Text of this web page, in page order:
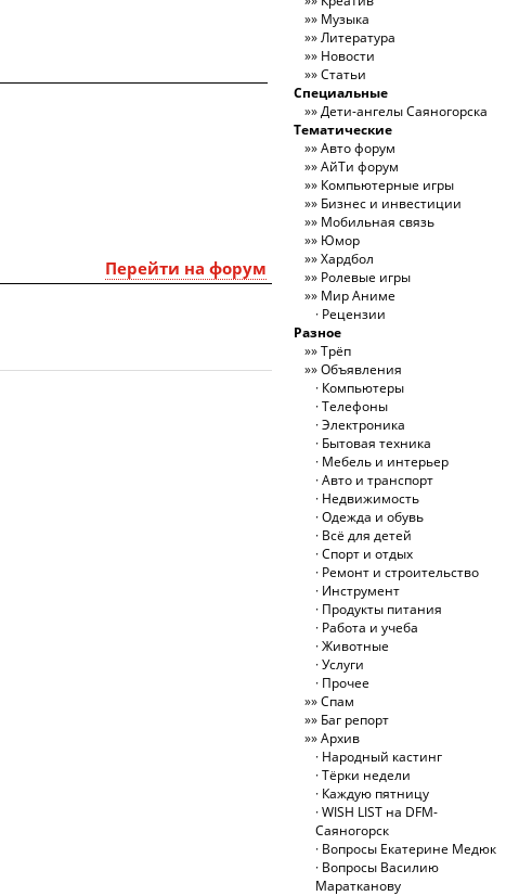
Перейти на форум
Музыка
Литература
Новости
Статьи
Специальные
Дети-ангелы Саяногорска
Тематические
Авто форум
АйТи форум
Компьютерные игры
Бизнес и инвестиции
Мобильная связь
Юмор
Хардбол
Ролевые игры
Мир Аниме
Рецензии
Разное
Трёп
Объявления
Компьютеры
Телефоны
Электроника
Бытовая техника
Мебель и интерьер
Авто и транспорт
Недвижимость
Одежда и обувь
Всё для детей
Спорт и отдых
Ремонт и строительство
Инструмент
Продукты питания
Работа и учеба
Животные
Услуги
Прочее
Спам
Баг репорт
Архив
Народный кастинг
Тёрки недели
Каждую пятницу
WISH LIST на DFM-
Саяногорск
Вопросы Екатерине Медюк
Вопросы Василию
Маратканову